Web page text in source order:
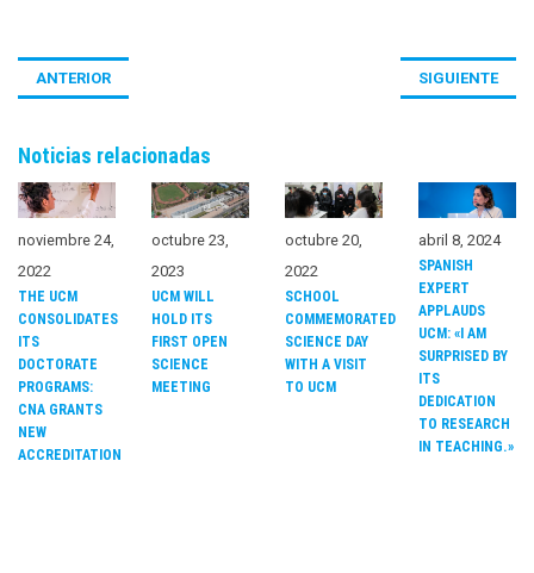
ANTERIOR SIGUIENTE
Noticias relacionadas
noviembre 24,
2022
THE UCM
CONSOLIDATES
ITS
DOCTORATE
PROGRAMS:
CNA GRANTS
NEW
ACCREDITATION
octubre 23,
2023
UCM WILL
HOLD ITS
FIRST OPEN
SCIENCE
MEETING
octubre 20,
2022
SCHOOL
COMMEMORATED
SCIENCE DAY
WITH A VISIT
TO UCM
abril 8, 2024
SPANISH
EXPERT
APPLAUDS
UCM: «I AM
SURPRISED BY
ITS
DEDICATION
TO RESEARCH
IN TEACHING.»